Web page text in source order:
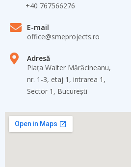
+40 767566276
E-mail
office@smeprojects.ro
Adresă
Piața Walter Mărăcineanu,
nr. 1-3, etaj 1, intrarea 1,
Sector 1, București